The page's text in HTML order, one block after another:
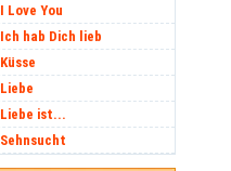
I Love You
Ich hab Dich lieb
Küsse
Liebe
Liebe ist...
Sehnsucht